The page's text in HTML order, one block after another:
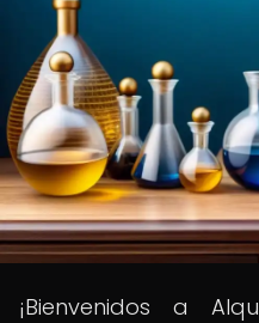
¡Bienvenidos a